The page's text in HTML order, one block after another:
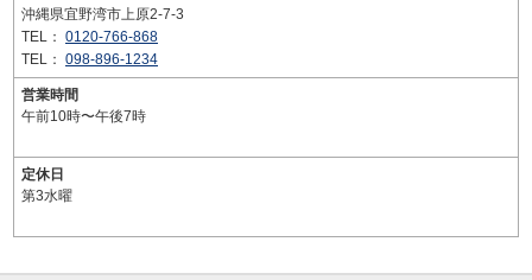
沖縄県宜野湾市上原2-7-3
TEL： 0120-766-868
TEL： 098-896-1234
営業時間
午前10時〜午後7時
定休日
第3水曜